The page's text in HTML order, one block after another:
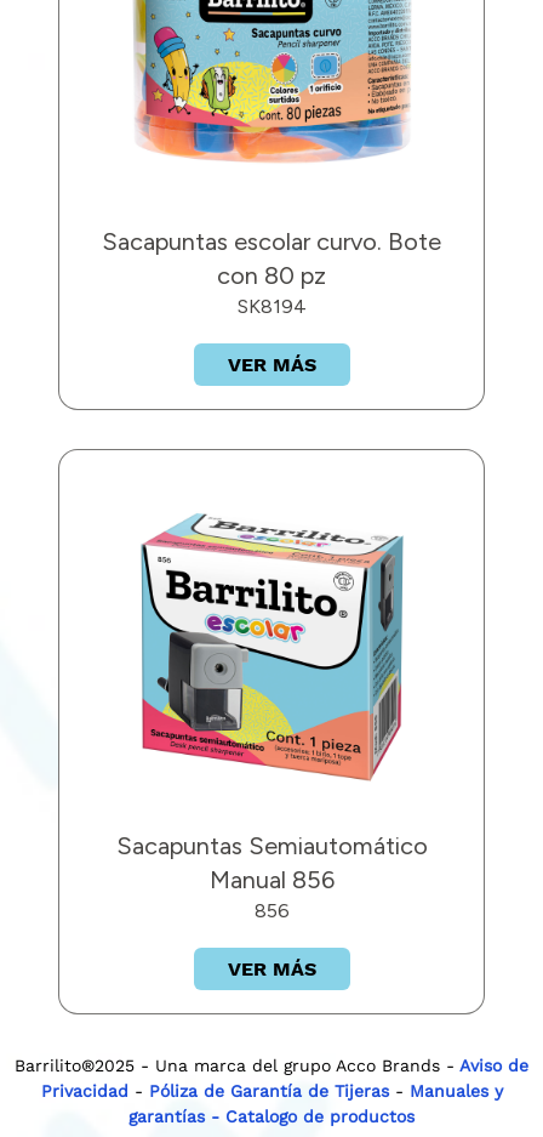
Sacapuntas escolar curvo. Bote
con 80 pz
SK8194
VER MÁS
Sacapuntas Semiautomático
Manual 856
856
VER MÁS
Barrilito®2025 - Una marca del grupo Acco Brands - Aviso de
Privacidad - Póliza de Garantía de Tijeras - Manuales y
garantías - Catalogo de productos